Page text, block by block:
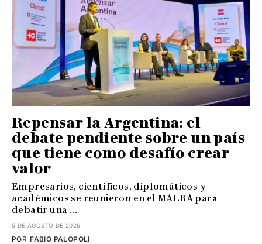
Repensar la Argentina: el
debate pendiente sobre un país
que tiene como desafío crear
valor
Empresarios, científicos, diplomáticos y
académicos se reunieron en el MALBA para
debatir una ...
5 DE AGOSTO DE 2026
FABIO PALOPOLI
POR